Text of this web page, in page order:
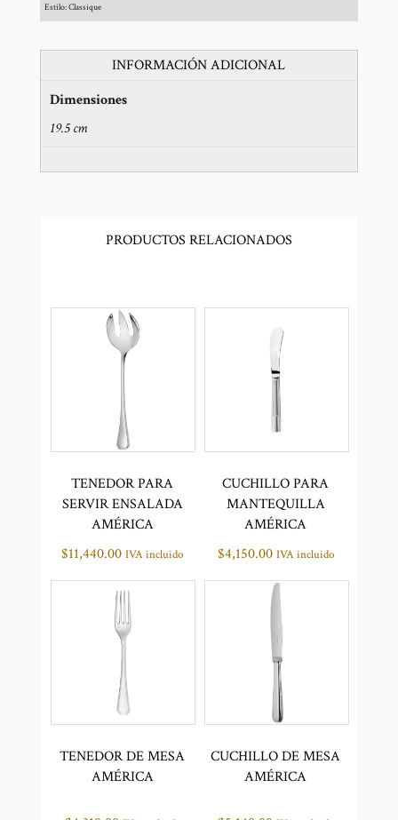
Estilo: Classique
INFORMACIÓN ADICIONAL
Dimensiones
19.5 cm
PRODUCTOS RELACIONADOS
TENEDOR PARA
SERVIR ENSALADA
AMÉRICA
$11,440.00 IVA incluido
CUCHILLO PARA
MANTEQUILLA
AMÉRICA
$4,150.00 IVA incluido
TENEDOR DE MESA
AMÉRICA
CUCHILLO DE MESA
AMÉRICA